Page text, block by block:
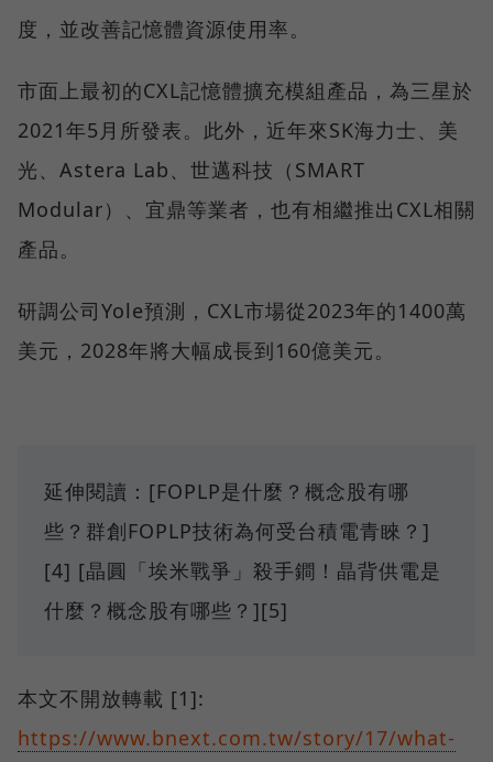
度，並改善記憶體資源使用率。
市面上最初的CXL記憶體擴充模組產品，為三星於
2021年5月所發表。此外，近年來SK海力士、美
光、Astera Lab、世邁科技（SMART
Modular）、宜鼎等業者，也有相繼推出CXL相關
產品。
研調公司Yole預測，CXL市場從2023年的1400萬
美元，2028年將大幅成長到160億美元。
延伸閱讀：[FOPLP是什麼？概念股有哪
些？群創FOPLP技術為何受台積電青睞？]
[4] [晶圓「埃米戰爭」殺手鐧！晶背供電是
什麼？概念股有哪些？][5]
本文不開放轉載 [1]:
https://www.bnext.com.tw/story/17/what-